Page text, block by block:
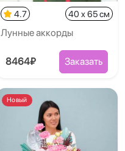
4.7 40 x 65 см
Лунные аккорды
8464₽ Заказать
Новый